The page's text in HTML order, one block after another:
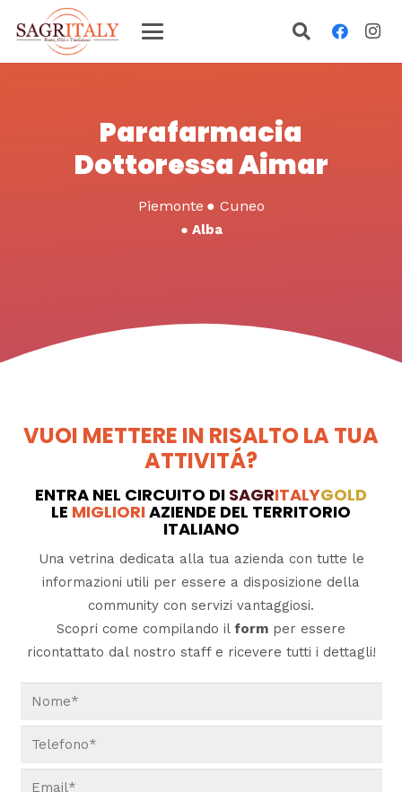
Parafarmacia
Dottoressa Aimar
Piemonte ● Cuneo
● Alba
VUOI METTERE IN RISALTO LA TUA
ATTIVITÁ?
ENTRA NEL CIRCUITO DI SAGRITALYGOLD
LE MIGLIORIAZIENDE DEL TERRITORIO
ITALIANO
Una vetrina dedicata alla tua azienda con tutte le
informazioni utili per essere a disposizione della
community con servizi vantaggiosi.
Scopri come compilando il form per essere
ricontattato dal nostro staff e ricevere tutti i dettagli!